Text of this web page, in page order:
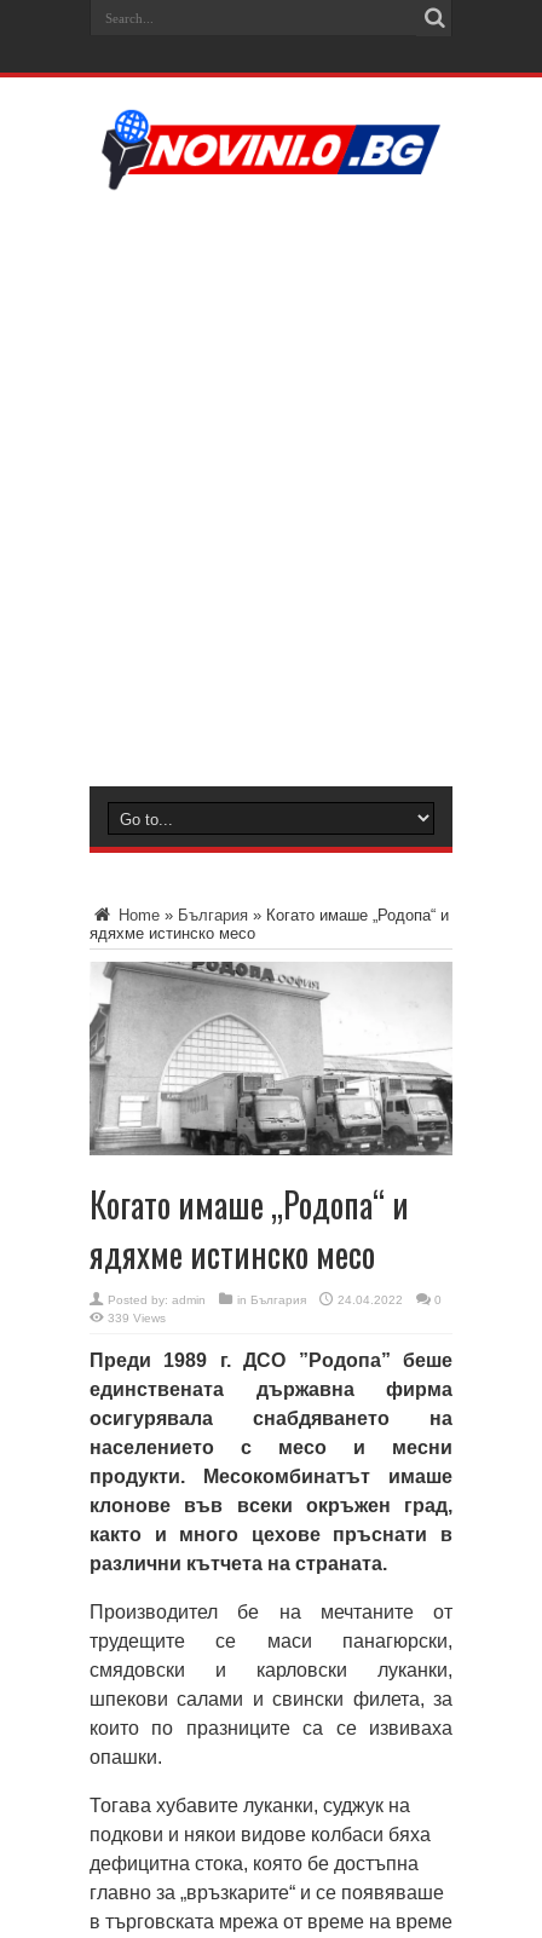
Home » България » Когато имаше „Родопа“ и
ядяхме истинско месо
Когато имаше „Родопа“ и
ядяхме истинско месо
Posted by: admin in България 24.04.2022
0
339 Views
Преди 1989 г. ДСО ”Родопа” беше
единствената държавна фирма
осигурявала снабдяването на
населението с месо и месни
продукти. Месокомбинатът имаше
клонове във всеки окръжен град,
както и много цехове пръснати в
различни кътчета на страната.
Производител бе на мечтаните от
трудещите се маси панагюрски,
смядовски и карловски луканки,
шпекови салами и свински филета, за
които по празниците са се извиваха
опашки.
Тогава хубавите луканки, суджук на
подкови и някои видове колбаси бяха
дефицитна стока, която бе достъпна
главно за „връзкарите“ и се появяваше
в търговската мрежа от време на време